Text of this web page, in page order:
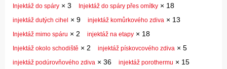
Injektáž do spáry × 3 Injektáž do spáry přes omítky × 18
injektáž dutých cihel × 9 injektáž komůrkového zdiva × 13
Injektáž mimo spáru × 2 injektáž na etapy × 18
Injektáž okolo schodiště × 2 injektáž pískovcového zdiva × 5
injektáž podúrovňového zdiva × 36 injektáž porothermu × 15